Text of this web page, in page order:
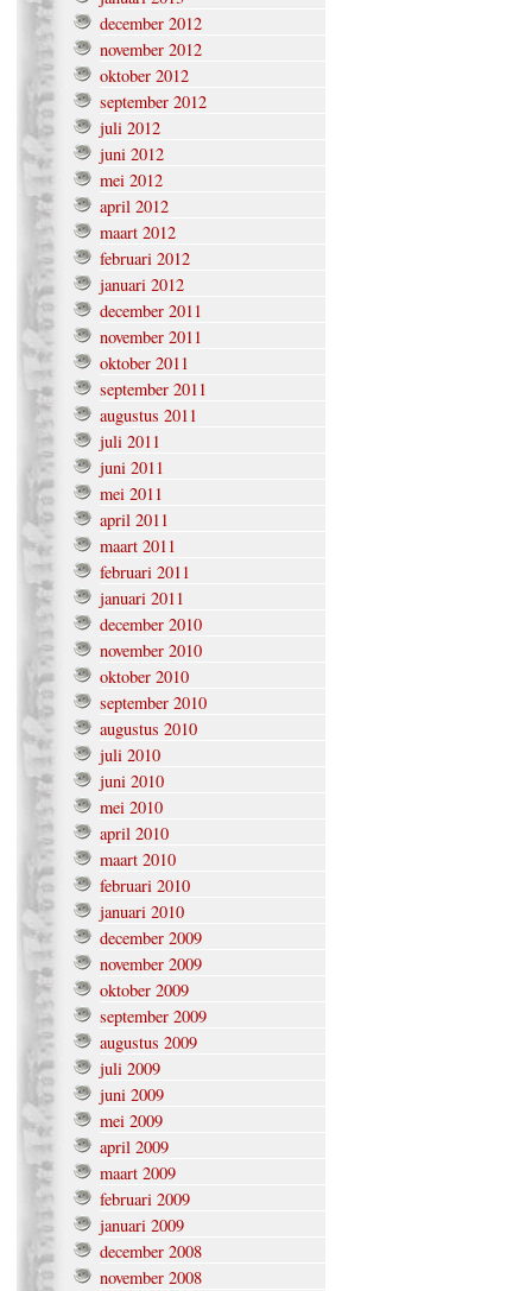
december 2012
november 2012
oktober 2012
september 2012
juli 2012
juni 2012
mei 2012
april 2012
maart 2012
februari 2012
januari 2012
december 2011
november 2011
oktober 2011
september 2011
augustus 2011
juli 2011
juni 2011
mei 2011
april 2011
maart 2011
februari 2011
januari 2011
december 2010
november 2010
oktober 2010
september 2010
augustus 2010
juli 2010
juni 2010
mei 2010
april 2010
maart 2010
februari 2010
januari 2010
december 2009
november 2009
oktober 2009
september 2009
augustus 2009
juli 2009
juni 2009
mei 2009
april 2009
maart 2009
februari 2009
januari 2009
december 2008
november 2008